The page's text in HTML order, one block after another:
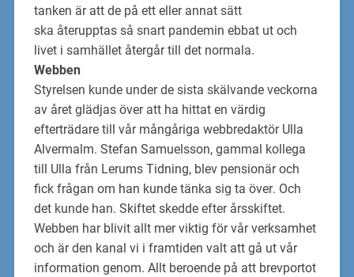
tanken är att de på ett eller annat sätt
ska återupptas så snart pandemin ebbat ut och
livet i samhället återgår till det normala.
Webben
Styrelsen kunde under de sista skälvande veckorna
av året glädjas över att ha hittat en värdig
efterträdare till vår mångåriga webbredaktör Ulla
Alvermalm. Stefan Samuelsson,gammal kollega
till Ulla från Lerums Tidning, blev pensionär och
fick frågan om han kunde tänka sig ta över. Och
det kunde han. Skiftet skedde efter årsskiftet.
Webben har blivit allt mer viktig för vår verksamhet
och är den kanal vi i framtiden valt att gå ut vår
information genom. All t beroende på att brevportot